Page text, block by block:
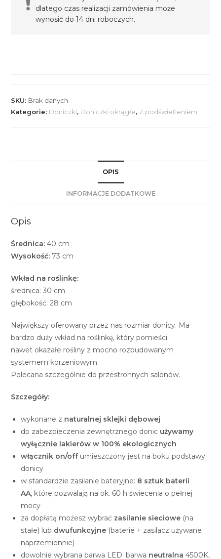
czarna
dlatego czas realizacji zamówienia może
wynosić do 14 dni roboczych.
SKU: Brak danych
Kategorie: Doniczki, Doniczki okrągłe, Z podświetleniem
OPIS
INFORMACJE DODATKOWE
Opis
Średnica:40 cm
Wysokość: 73 cm
Wkład na roślinkę:
średnica: 30 cm
głębokość: 28 cm
Największy oferowany przez nas rozmiar donicy. Ma
bardzo duży wkład na roślinkę, który pomieści
nawet okazałe rośliny z mocno rozbudowanym
systemem korzeniowym.
Polecana szczególnie do przestronnych salonów.
Szczegóły:
wykonane z naturalnej sklejki dębowej
do zabezpieczenia zewnętrznego donic używamy
wyłącznie lakierów w 100% ekologicznych
włącznik on/offumieszczony jest na boku podstawy
donicy
w standardzie zasilanie bateryjne: 8 sztuk baterii
AA, które pozwalają na ok. 60 h świecenia o pełnej
mocy
za dopłatą możesz wybrać zasilanie sieciowe (na
stałe) lub dwufunkcyjne (baterie + zasilacz używane
naprzemiennie)
dowolnie wybrana barwa LED: barwa neutralna 4500K,